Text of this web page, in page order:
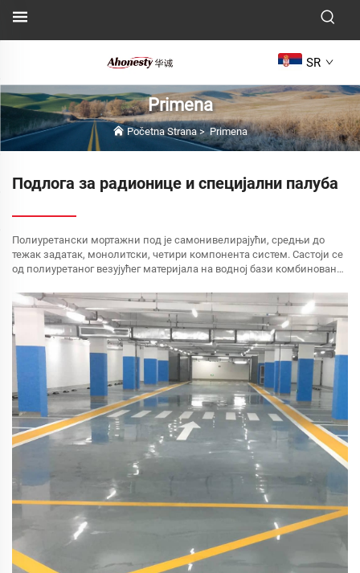
SR
Primena
Početna Strana>Primena
Подлога за радионице и специјални палуба
Полиуретански мортажни под је самонивелирајући, средњи до
тежак задатак, монолитски, четири компонента систем. Састоји се
од полиуретаног везујућег материјала на водној бази комбинованог
високих перформанси. Ова подна стаза...